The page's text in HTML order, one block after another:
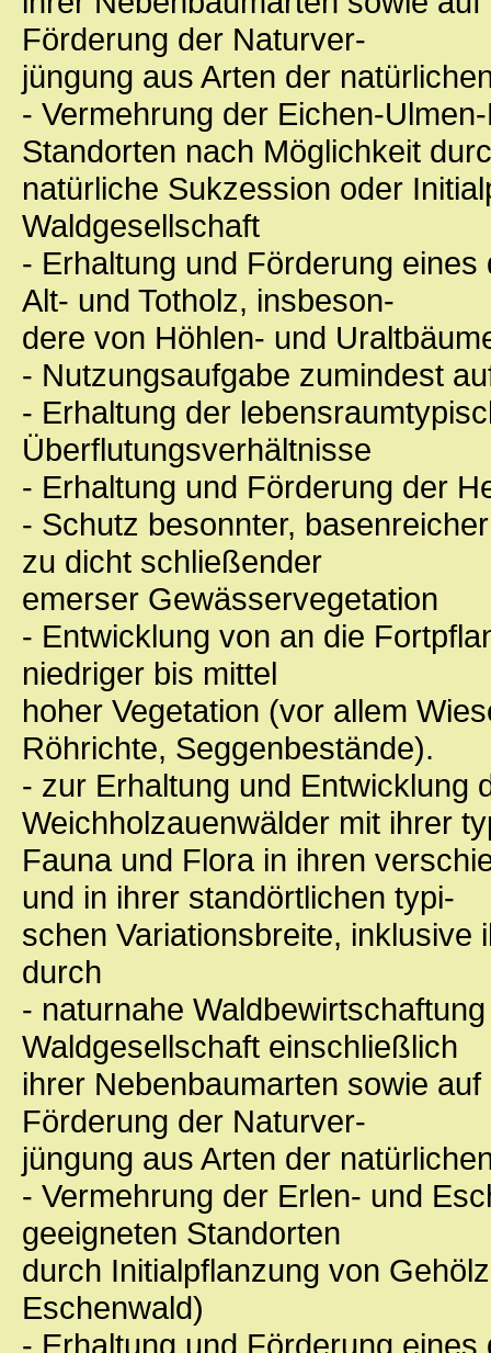
Förderung der Naturver-
jüngung aus Arten der
- Vermehrung der Eichen-
Standorten nach Möglichkeit
natürliche Sukzession oder
Waldgesellschaft
- Erhaltung und Förderung
Alt- und Totholz, insbeson-
dere von Höhlen- und
- Nutzungsaufgabe zumindest
- Erhaltung der
Überflutungsverhältnisse
- Erhaltung und Förderung der
- Schutz besonnter,
zu dicht schließender
emerser Gewässervegetation
- Entwicklung von an die
niedriger bis mittel
hoher Vegetation (vor allem
Röhrichte, Seggenbestände).
- zur Erhaltung und Entwicklung
Weichholzauenwälder mit ihrer
Fauna und Flora in ihren
und in ihrer standörtlichen typi-
schen Variationsbreite, inklusive
durch
- naturnahe
Waldgesellschaft einschließlich
ihrer Nebenbaumarten sowie
Förderung der Naturver-
jüngung aus Arten der
- Vermehrung der Erlen- und
geeigneten Standorten
durch Initialpflanzung von
Eschenwald)
- Erhaltung und Förderung